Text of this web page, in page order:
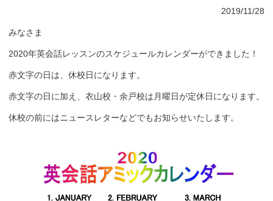
2019/11/28
みなさま
2020年英会話レッスンのスケジュールカレンダーができました！
赤文字の日は、休校日になります。
赤文字の日に加え、衣山校・余戸校は月曜日が定休日になります。
休校の前にはニュースレターなどでもお知らせいたします。